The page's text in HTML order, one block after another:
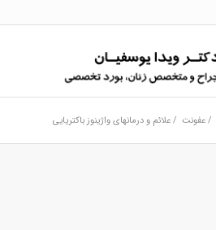
/عفونت /علائم و درمانهای واژینوز باکتریایی